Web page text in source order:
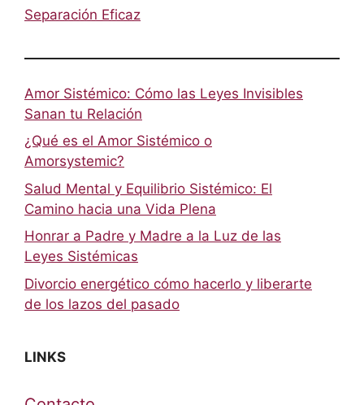
Separación Eficaz
Amor Sistémico: Cómo las Leyes Invisibles
Sanan tu Relación
¿Qué es el Amor Sistémico o
Amorsystemic?
Salud Mental y Equilibrio Sistémico: El
Camino hacia una Vida Plena
Honrar a Padre y Madre a la Luz de las
Leyes Sistémicas
Divorcio energético cómo hacerlo y liberarte
de los lazos del pasado
LINKS